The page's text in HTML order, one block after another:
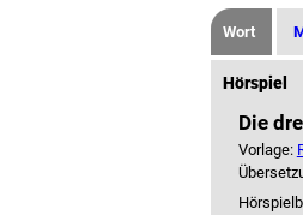
Wort
Hörspiel
Die
Vorlage: